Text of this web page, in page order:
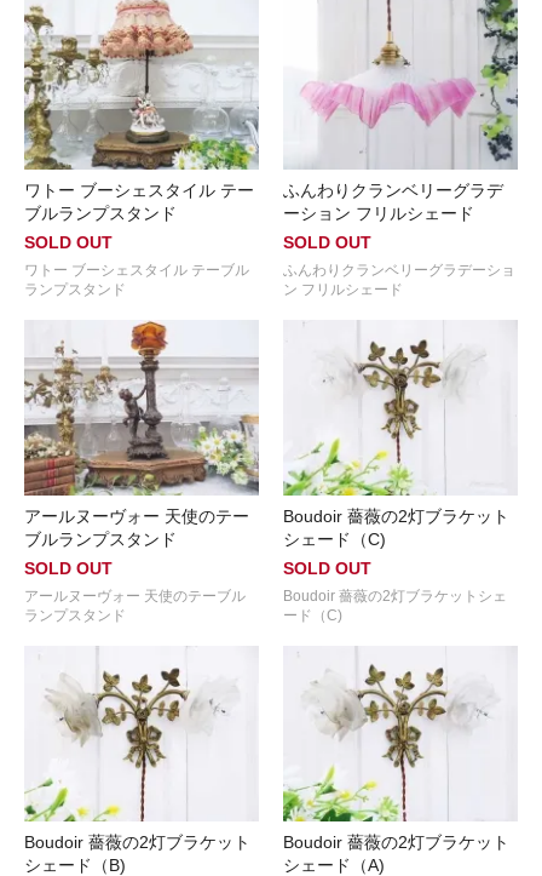
ワトー ブーシェスタイル テー
ブルランプスタンド
SOLD OUT
ワトー ブーシェスタイル テーブル
ランプスタンド
ふんわりクランベリーグラデ
ーション フリルシェード
SOLD OUT
ふんわりクランベリーグラデーショ
ン フリルシェード
アールヌーヴォー 天使のテー
ブルランプスタンド
SOLD OUT
アールヌーヴォー 天使のテーブル
ランプスタンド
Boudoir 薔薇の2灯ブラケット
シェード（C)
SOLD OUT
Boudoir 薔薇の2灯ブラケットシェ
ード（C)
Boudoir 薔薇の2灯ブラケット
シェード（B)
Boudoir 薔薇の2灯ブラケット
シェード（A)